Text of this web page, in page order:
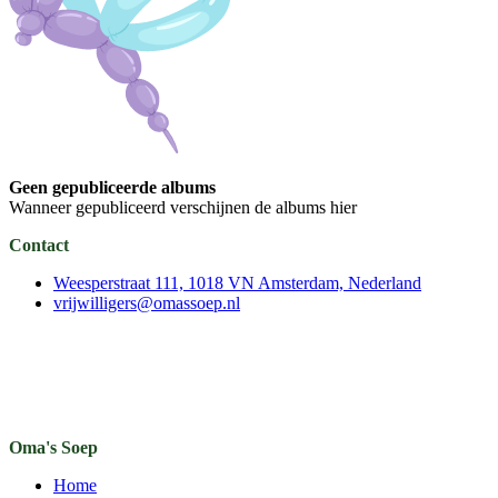
Geen gepubliceerde albums
Wanneer gepubliceerd verschijnen de albums hier
Contact
Weesperstraat 111, 1018 VN Amsterdam, Nederland
vrijwilligers@omassoep.nl
Oma's Soep
Home